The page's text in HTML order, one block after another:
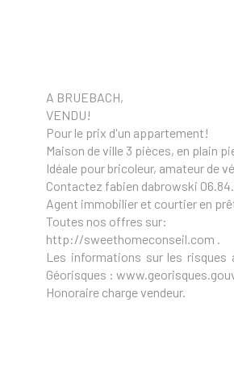
A BRUEBACH,
VENDU!
Pour le prix d'un appartement!
Maison de ville 3 pièces, en plain
Idéale pour bricoleur, amateur de
Contactez fabien dabrowski
Agent immobilier et courtier en
Toutes nos offres sur:
http://sweethomeconseil.com .
Les informations sur les
Géorisques :
Honoraire charge vendeur.